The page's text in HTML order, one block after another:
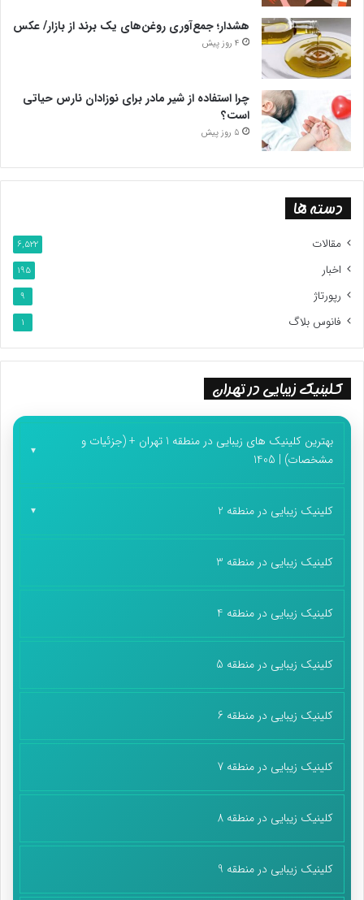
رژیم صهیونیستی کاملا ناشی از ملاحظات استراتژیک بوده که نفع‌جو و
فارغ از هرگونه مولفه‌های هویتی است.
پایان پیام/غ
هشدار؛ جمع‌آوری روغن‌های یک برند از بازار/ عکس
4 روز پیش
چرا استفاده از شیر مادر برای نوزادان نارس حیاتی
است؟
5 روز پیش
دسته ها
مقالات 6,522
اخبار 195
رپورتاژ 9
فانوس بلاگ 1
کلینیک زیبایی در تهران
بهترین کلینیک های زیبایی در منطقه 1 تهران + (جزئیات و
مشخصات) | 1405
کلینیک زیبایی در منطقه 2
کلینیک زیبایی در منطقه 3
کلینیک زیبایی در منطقه 4
کلینیک زیبایی در منطقه 5
کلینیک زیبایی در منطقه 6
کلینیک زیبایی در منطقه 7
کلینیک زیبایی در منطقه 8
کلینیک زیبایی در منطقه 9